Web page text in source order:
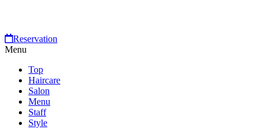
Reservation
Menu
Top
Haircare
Salon
Menu
Staff
Style